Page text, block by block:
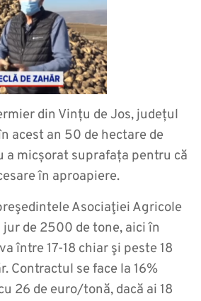
din Vințu de Jos, județul
acest an 50 de hectare de
a micșorat suprafața pentru că
în aproapiere.
Asociaţiei Agricole
jur de 2500 de tone, aici în
între 17-18 chiar şi peste 18
Contractul se face la 16%
26 de euro/tonă, dacă ai 18